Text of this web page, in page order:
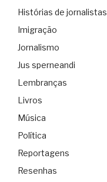
Histórias de jornalistas
Imigração
Jornalismo
Jus sperneandi
Lembranças
Livros
Música
Política
Reportagens
Resenhas